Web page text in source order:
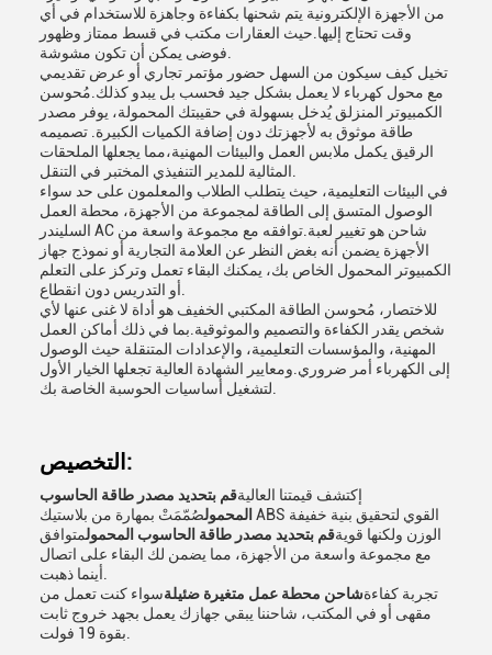
من الأجهزة الإلكترونية يتم شحنها بكفاءة وجاهزة للاستخدام في أي
وقت تحتاج إليها.حيث العقارات مكتب في قسط ممتاز وظهور
تخيل كيف سيكون من السهل حضور مؤتمر تجاري أو عرض تقديمي
مع محول كهرباء لا يعمل بشكل جيد فحسب بل يبدو كذلك.مُحوسن
الكمبيوتر المنزلق يُدخل بسهولة في حقيبتك المحمولة، يوفر مصدر
طاقة موثوق به لأجهزتك دون إضافة الكميات الكبيرة. تصميمه
الرقيق يكمل ملابس العمل والبيئات المهنية،مما يجعلها الملحقات
في البيئات التعليمية، حيث يتطلب الطلاب والمعلمون على حد سواء
الوصول المتسق إلى الطاقة لمجموعة من الأجهزة، محطة العمل
السليندر AC شاحن هو تغيير لعبة.توافقه مع مجموعة واسعة من
الأجهزة يضمن أنه بغض النظر عن العلامة التجارية أو نموذج جهاز
الكمبيوتر المحمول الخاص بك، يمكنك البقاء تعمل وتركز على التعلم
للاختصار، مُحوسن الطاقة المكتبي الخفيف هو أداة لا غنى عنها لأي
شخص يقدر الكفاءة والتصميم والموثوقية.بما في ذلك أماكن العمل
المهنية، والمؤسسات التعليمية، والإعدادات المتنقلة حيث الوصول
إلى الكهرباء أمر ضروري.ومعايير الشهادة العالية تجعلها الخيار الأول
التخصيص:
إكتشف قيمتنا العاليةقم بتحديد مصدر طاقة الحاسوب
المحمولصُمّمَتْ بمهارة من بلاستيك ABS القوي لتحقيق بنية خفيفة
الوزن ولكنها قويةقم بتحديد مصدر طاقة الحاسوب المحمولمتوافق
مع مجموعة واسعة من الأجهزة، مما يضمن لك البقاء على اتصال
تجربة كفاءةشاحن محطة عمل متغيرة ضئيلةسواء كنت تعمل من
مقهى أو في المكتب، شاحننا يبقي جهازك يعمل بجهد خروج ثابت